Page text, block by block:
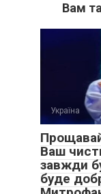
Вам
Україна
Ваш
завжди
буде